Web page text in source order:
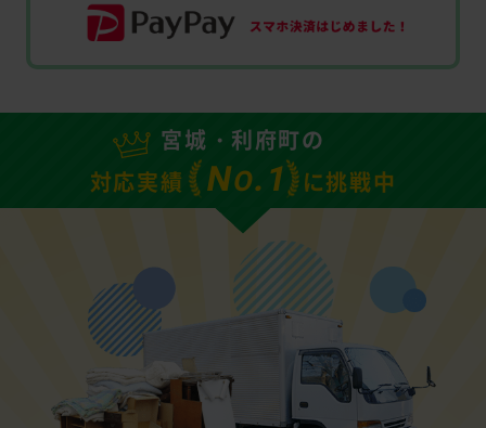
宮城・利府町の
対応実績
NO.1 に挑戦中